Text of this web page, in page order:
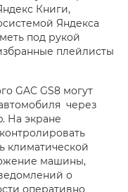
Книги,
Яндекса
под рукой
плейлисты
GAC GS8 могут
через
На экране
климатической
машины,
о
оперативно